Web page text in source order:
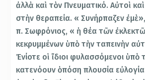
ἀλλὰ καὶ τὸν Πνευματικό. Αὐτοὶ καὶ
στὴν θεραπεία. « Συνήρπαζεν
π. Σωφρόνιος, « ἡ θέα τῶν
κεκρυμμένων ὑπὸ τὴν ταπεινὴν
Ἐνίοτε οἱ ἴδιοι φυλασσόμενοι ὑπὸ
κατενόουν ὁπόση πλουσία